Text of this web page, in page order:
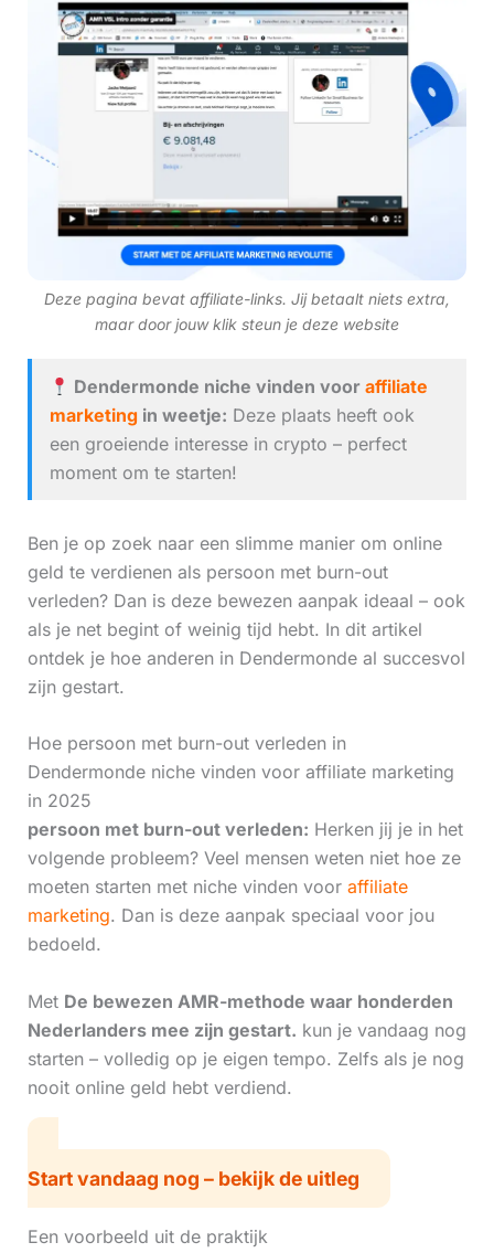
Deze pagina bevat affiliate-links. Jij betaalt niets extra,
maar door jouw klik steun je deze website
Dendermonde niche vinden voor affiliate
marketingin weetje: Deze plaats heeft ook
een groeiende interesse in crypto – perfect
moment om te starten!
Ben je op zoek naar een slimme manier om online
geld te verdienen als persoon met burn-out
verleden? Dan is deze bewezen aanpak ideaal – ook
als je net begint of weinig tijd hebt. In dit artikel
ontdek je hoe anderen in Dendermonde al succesvol
zijn gestart.
Hoe persoon met burn-out verleden in
Dendermonde niche vinden voor affiliate marketing
in 2025
persoon met burn-out verleden: Herken jij je in het
volgende probleem? Veel mensen weten niet hoe ze
moeten starten met niche vinden voor affiliate
marketing. Dan is deze aanpak speciaal voor jou
bedoeld.
Met De bewezen AMR-methode waar honderden
Nederlanders mee zijn gestart. kun je vandaag nog
starten – volledig op je eigen tempo. Zelfs als je nog
nooit online geld hebt verdiend.
Start vandaag nog – bekijk de uitleg
Een voorbeeld uit de praktijk